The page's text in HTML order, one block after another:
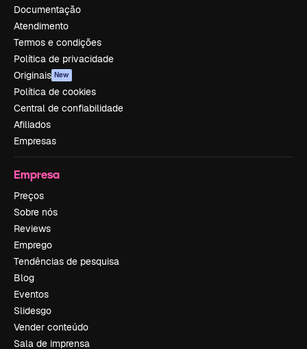
Documentação
Atendimento
Termos e condições
Política de privacidade
Originais New
Política de cookies
Central de confiabilidade
Afiliados
Empresas
Empresa
Preços
Sobre nós
Reviews
Emprego
Tendências de pesquisa
Blog
Eventos
Slidesgo
Vender conteúdo
Sala de imprensa